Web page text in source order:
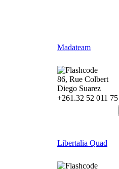
Madateam
86, Rue Colbert
Diego Suarez
+261.32 52 011 75
Libertalia Quad